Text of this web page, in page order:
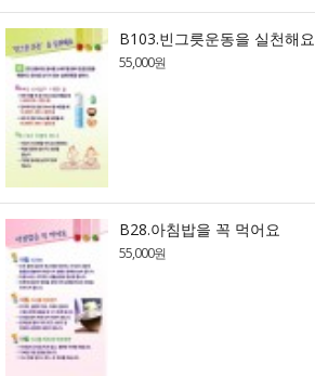
B103.빈그릇운동을 실천해요
55,000원
B28.아침밥을 꼭 먹어요
55,000원